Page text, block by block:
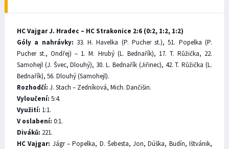
HC Vajgar J. Hradec – HC Strakonice 2:6 (0:2, 1:2, 1:2)
Góly a nahrávky: 33. H. Havelka (P. Pucher st.), 51. Popelka (P.
Pucher st., Ondřej) – 1. M. Hrubý (L. Bednařík), 17. T. Růžička, 22.
Samohejl (J. Švec, Dlouhý), 30. L. Bednařík (Jiřinec), 42. T. Růžička (L.
Bednařík), 56. Dlouhý (Samohejl).
Rozhodčí: J. Stach – Zedníková, Mich. Dančišin.
Vyloučení: 5:4.
Využití: 1:1.
V oslabení: 0:1.
Diváků: 221.
HC Vajgar: Jágr – Popelka, D. Šebesta, Jon, Dúška, Budín, Ištvánik,